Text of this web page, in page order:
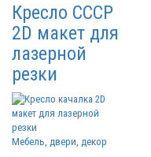
Кресло СССР
2D макет для
лазерной
резки
Мебель, двери, декор